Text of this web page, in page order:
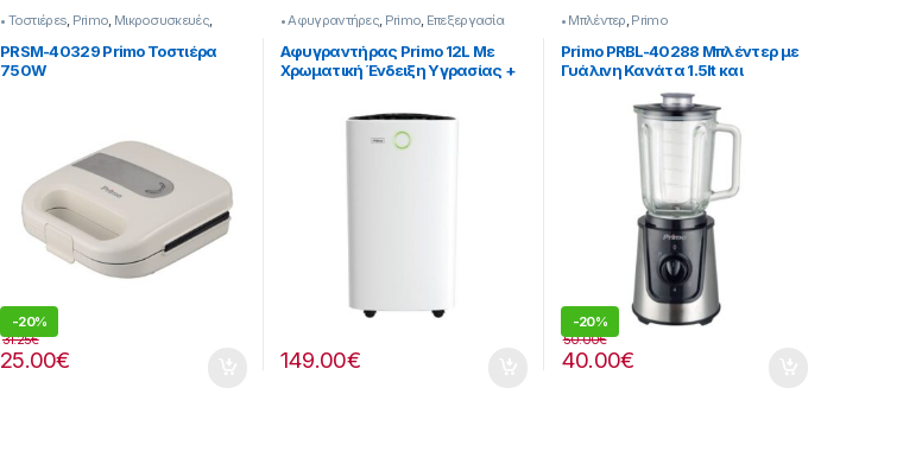
• Τοστιέρεs Primo Μικροσυσκευές,
Προετοιμασία Πρωινού
PRSM-40329 Primo Τοστιέρα
750W
-20%
25.00€
31.25€
• Αφυγραντήρες Primo Επεξεργασία
αέρα
Αφυγραντήρας Primo 12L Με
Χρωματική Ένδειξη Υγρασίας +
149.00€
• Μπλέντερ Primo
Primo PRBL-40288 Μπλέντερ με
Γυάλινη Κανάτα 1.5lt και
Θρυμματισμό Πάγου
-20%
40.00€
50.00€